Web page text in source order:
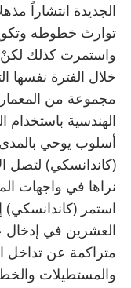
الجديدة انتشاراً
توارث خطوطه
واستمرت كذلك
خلال الفترة نفسها
مجموعة من
الهندسية
أسلوب يوحي
(كاندانسكي) لتصل
نراها في واجهات
استمر (كاندانسكي)
العشرين في
متراكمة عن تداخل
والمستطيلات